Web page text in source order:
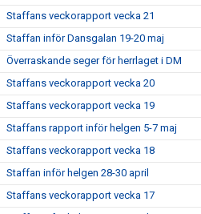
Staffans veckorapport vecka 21
Staffan inför Dansgalan 19-20 maj
Överraskande seger för herrlaget i DM
Staffans veckorapport vecka 20
Staffans veckorapport vecka 19
Staffans rapport inför helgen 5-7 maj
Staffans veckorapport vecka 18
Staffan inför helgen 28-30 april
Staffans veckorapport vecka 17